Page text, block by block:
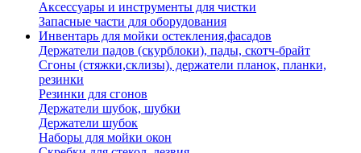
Аксессуары и инструменты для чистки
Запасные части для оборудования
Инвентарь для мойки остекления,фасадов
Держатели падов (скурблоки), пады, скотч-брайт
Сгоны (стяжки,склизы), держатели планок, планки,
резинки
Резинки для сгонов
Держатели шубок, шубки
Держатели шубок
Наборы для мойки окон